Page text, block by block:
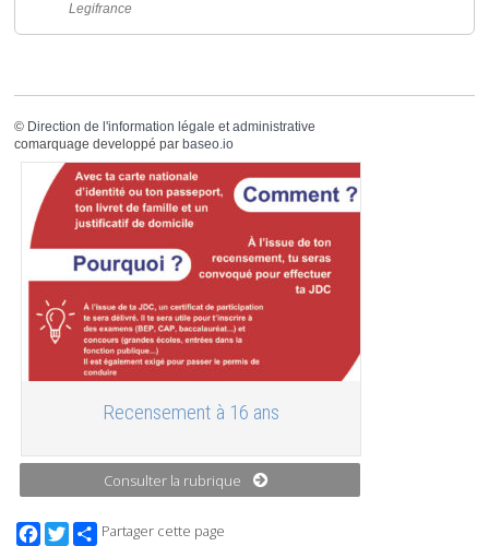
Legifrance
© Direction de l'information légale et administrative
comarquage developpé par baseo.io
Recensement à 16 ans
Consulter la rubrique
Facebook
TwitterPartager cette page